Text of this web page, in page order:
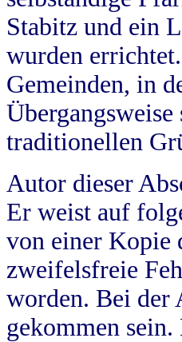
Stabitz und ein
wurden
Gemeinden, in
traditionellen
Autor dieser
Er weist auf
von einer Kopie
zweifelsfreie
worden. Bei der
gekommen